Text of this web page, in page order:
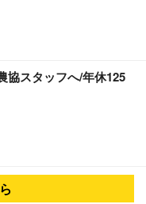
協スタッフへ/年休125